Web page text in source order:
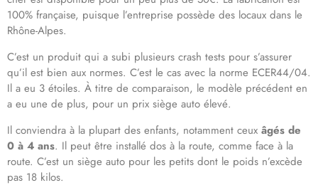
100% française, puisque l’entreprise possède des locaux dans le
Rhône-Alpes.
C’est un produit qui a subi plusieurs crash tests pour s’assurer
qu’il est bien aux normes. C’est le cas avec la norme ECER44/04.
Il a eu 3 étoiles. À titre de comparaison, le modèle précédent en
a eu une de plus, pour un prix siège auto élevé.
Il conviendra à la plupart des enfants, notamment ceux âgés de
0 à 4 ans. Il peut être installé dos à la route, comme face à la
route. C’est un siège auto pour les petits dont le poids n’excède
pas 18 kilos.